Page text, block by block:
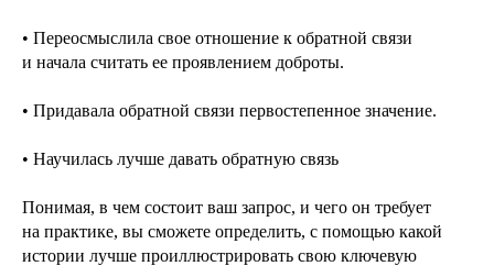
• Переосмыслила свое отношение к обратной связи
и начала считать ее проявлением доброты.
• Придавала обратной связи первостепенное значение.
• Научилась лучше давать обратную связь
Понимая, в чем состоит ваш запрос, и чего он требует
на практике, вы сможете определить, с помощью какой
истории лучше проиллюстрировать свою ключевую